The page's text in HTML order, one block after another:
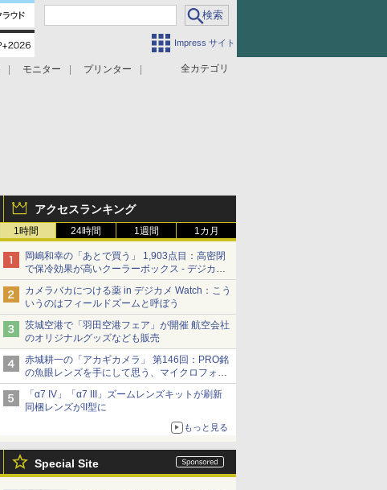
Impress サイト
全カテゴリ
モニター
プリンター
アクセスランキング
1時間 24時間 1週間 1カ月
岡嶋和幸の「あとで買う」 1,903点目：高密閉
で保冷効果が高いクーラーボックス - デジカメ
Watch
カメラバカにつける薬 in デジカメ Watch：こう
いうのはフィールドズームと呼ぼう
茨城空港で「羽田空港フェア」が開催 航空会社
のオリジナルグッズなども販売
赤城耕一の「アカギカメラ」 第146回：PRO銘
の魚眼レンズを手にして思う、マイクロフォー
サーズへの期待と可能性
「α7 IV」「α7 III」ズームレンズキットが刷新
同梱レンズがII型に
もっと見る
Special Site